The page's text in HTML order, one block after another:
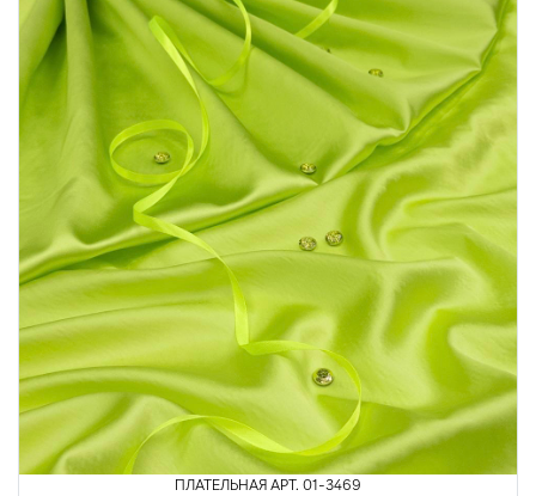
ПЛАТЕЛЬНАЯ АРТ. 01-3469